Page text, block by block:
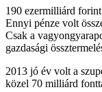
190 ezermilliárd
Ennyi pénze volt
Csak a
gazdasági
2013 jó év volt a
közel 70 milliárd